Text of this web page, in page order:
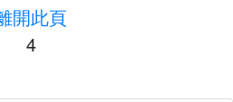
開此頁
4